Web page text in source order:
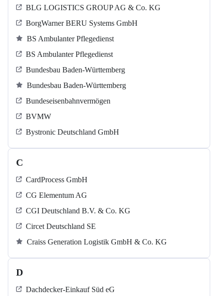
BLG LOGISTICS GROUP AG & Co. KG
BorgWarner BERU Systems GmbH
BS Ambulanter Pflegedienst
BS Ambulanter Pflegedienst
Bundesbau Baden-Württemberg
Bundesbau Baden-Württemberg
Bundeseisenbahnvermögen
BVMW
Bystronic Deutschland GmbH
C
CardProcess GmbH
CG Elementum AG
CGI Deutschland B.V. & Co. KG
Circet Deutschland SE
Craiss Generation Logistik GmbH & Co. KG
D
Dachdecker-Einkauf Süd eG